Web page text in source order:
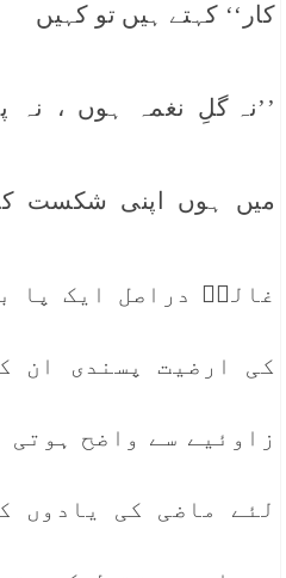
کار‘‘ کہتے ہیں تو کہیں
’’نہ گلِ نغمہ ہوں ، نہ
میں ہوں اپنی شکست
غالبؔ دراصل ایک پا
کی ارضیت پسندی ان
زاوئیے سے واضح
لئے ماضی کی یادوں